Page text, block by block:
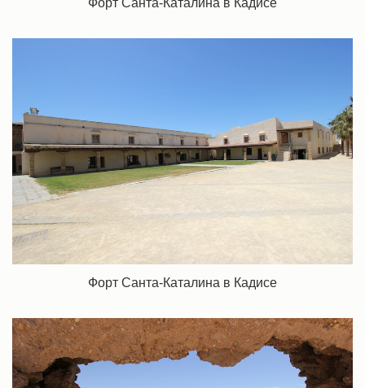
Форт Санта-Каталина в Кадисе
Форт Санта-Каталина в Кадисе